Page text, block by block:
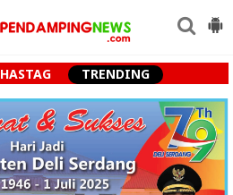
HASTAG TRENDING